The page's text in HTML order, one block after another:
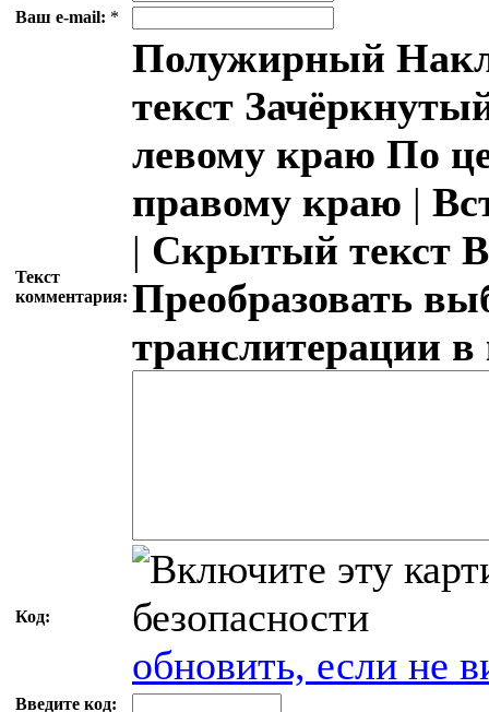
Ваш e-mail: *
Текст
комментария:
Полужирный
текст
левому краю По
правому краю |
| Скрытый текст
Преобразовать
транслитерации
Код:
обновить, если не
Введите код: